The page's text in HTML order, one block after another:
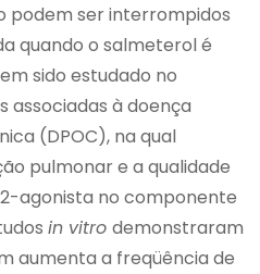
podem ser interrompidos
quando o salmeterol é
sido estudado no
à doença
(DPOC), na qual
pulmonar e a qualidade
agonista no componente
in vitro demonstraram
aumenta a freqüência de